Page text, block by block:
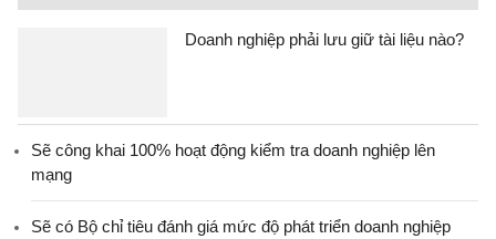
Doanh nghiệp phải lưu giữ tài liệu nào?
Sẽ công khai 100% hoạt động kiểm tra doanh nghiệp lên
mạng
Sẽ có Bộ chỉ tiêu đánh giá mức độ phát triển doanh nghiệp